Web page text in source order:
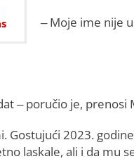
– Moje ime nije
– poručio je, prenosi
Gostujući 2023.
laskale, ali i da mu